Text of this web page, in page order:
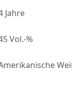
Jahre
Vol.-%